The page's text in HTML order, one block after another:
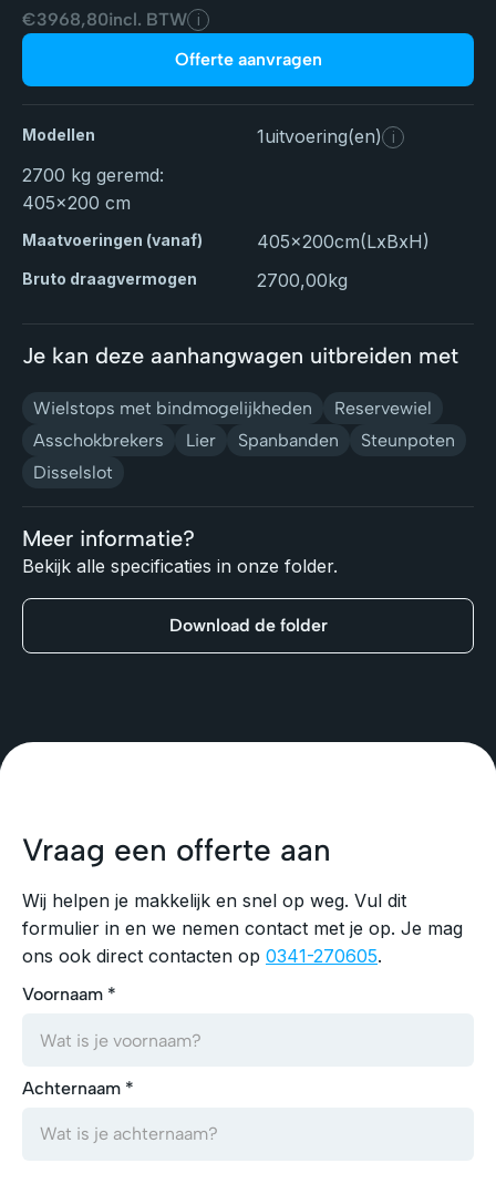
€3968,80incl. BTW i
Offerte aanvragen
Modellen 1uitvoering(en) i
2700 kg geremd:
405x200 cm
Maatvoeringen (vanaf) 405x200cm(LxBxH)
Bruto draagvermogen 2700,00kg
Je kan deze aanhangwagen uitbreiden met
Wielstops met bindmogelijkheden
Reservewiel
Asschokbrekers
Lier Spanbanden
Steunpoten
Disselslot
Meer informatie?
Bekijk alle specificaties in onze folder.
Download de folder
Vraag een offerte aan
Wij helpen je makkelijk en snel op weg. Vul dit
formulier in en we nemen contact met je op. Je mag
ons ook direct contacten op 0341-270605.
Voornaam *
Achternaam *